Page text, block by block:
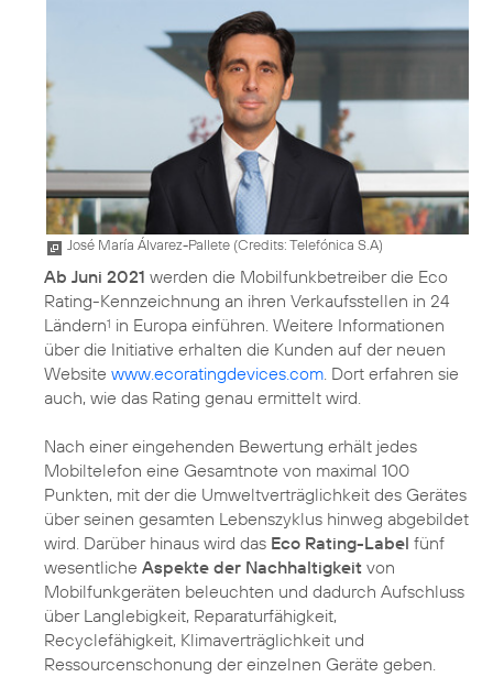
José María Álvarez-Pallete (Credits: Telefónica S.A)
Ab Juni 2021 werden die Mobilfunkbetreiber die Eco
Rating-Kennzeichnung an ihren Verkaufsstellen in 24
Ländern1 in Europa einführen. Weitere Informationen
über die Initiative erhalten die Kunden auf der neuen
Website www.ecoratingdevices.com. Dort erfahren sie
auch, wie das Rating genau ermittelt wird.
Nach einer eingehenden Bewertung erhält jedes
Mobiltelefon eine Gesamtnote von maximal 100
Punkten, mit der die Umweltverträglichkeit des Gerätes
über seinen gesamten Lebenszyklus hinweg abgebildet
wird. Darüber hinaus wird das Eco Rating-Label fünf
wesentliche Aspekte der Nachhaltigkeit von
Mobilfunkgeräten beleuchten und dadurch Aufschluss
über Langlebigkeit, Reparaturfähigkeit,
Recyclefähigkeit, Klimaverträglichkeit und
Ressourcenschonung der einzelnen Geräte geben.